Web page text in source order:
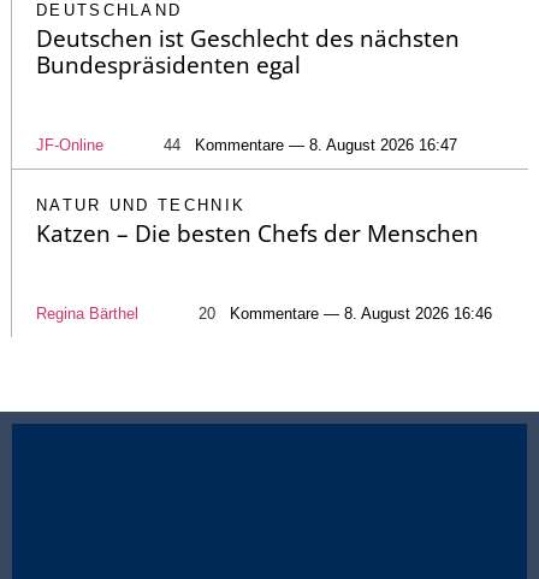
DEUTSCHLAND
Deutschen ist Geschlecht des nächsten
Bundespräsidenten egal
JF-Online 44 Kommentare — 8. August 2026 16:47
NATUR UND TECHNIK
Katzen – Die besten Chefs der Menschen
Regina Bärthel 20 Kommentare — 8. August 2026 16:46